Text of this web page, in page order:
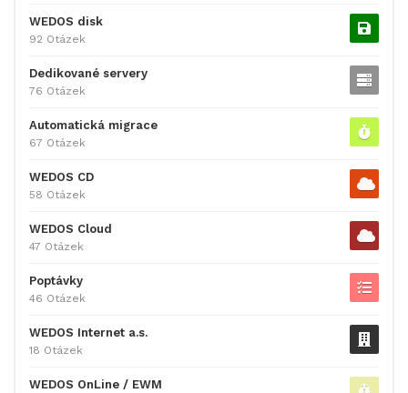
WEDOS disk
92 Otázek
Dedikované servery
76 Otázek
Automatická migrace
67 Otázek
WEDOS CD
58 Otázek
WEDOS Cloud
47 Otázek
Poptávky
46 Otázek
WEDOS Internet a.s.
18 Otázek
WEDOS OnLine / EWM